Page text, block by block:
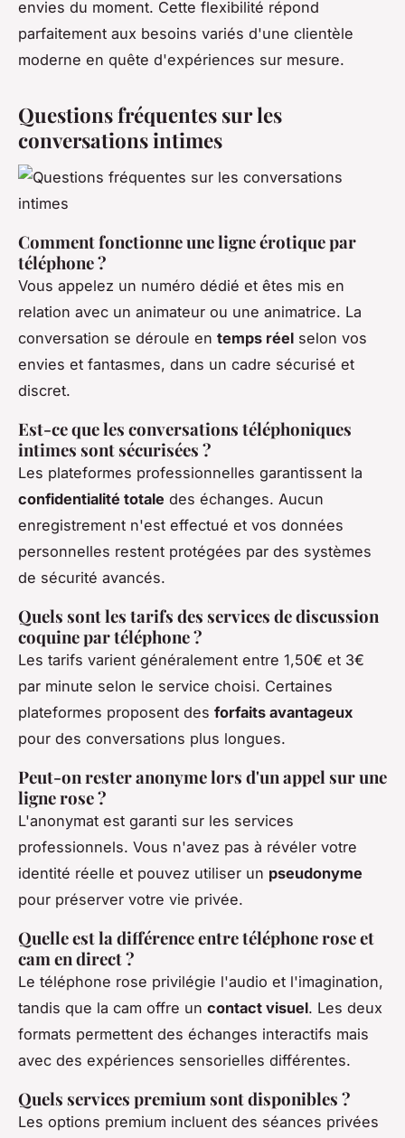
envies du moment. Cette flexibilité répond
parfaitement aux besoins variés d'une clientèle
moderne en quête d'expériences sur mesure.
Questions fréquentes sur les
conversations intimes
Comment fonctionne une ligne érotique par
téléphone ?
Vous appelez un numéro dédié et êtes mis en
relation avec un animateur ou une animatrice. La
conversation se déroule en temps réel selon vos
envies et fantasmes, dans un cadre sécurisé et
discret.
Est-ce que les conversations téléphoniques
intimes sont sécurisées ?
Les plateformes professionnelles garantissent la
confidentialité totale des échanges. Aucun
enregistrement n'est effectué et vos données
personnelles restent protégées par des systèmes
de sécurité avancés.
Quels sont les tarifs des services de discussion
coquine par téléphone ?
Les tarifs varient généralement entre 1,50€ et 3€
par minute selon le service choisi. Certaines
plateformes proposent des forfaits avantageux
pour des conversations plus longues.
Peut-on rester anonyme lors d'un appel sur une
ligne rose ?
L'anonymat est garanti sur les services
professionnels. Vous n'avez pas à révéler votre
identité réelle et pouvez utiliser un pseudonyme
pour préserver votre vie privée.
Quelle est la différence entre téléphone rose et
cam en direct ?
Le téléphone rose privilégie l'audio et l'imagination,
tandis que la cam offre un contact visuel. Les deux
formats permettent des échanges interactifs mais
avec des expériences sensorielles différentes.
Quels services premium sont disponibles ?
Les options premium incluent des séances privées